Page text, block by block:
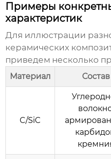
Примеры
характеристик
Для иллюстрации
керамических
приведем несколько
Материал Состав
C/SiC